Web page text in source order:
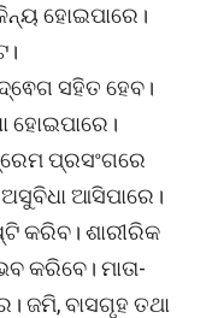
ହୋଇପାରେ।
ସହିତ ହେବ।
ହୋଇପାରେ।
ପ୍ରସଂଗରେ
ଆସିପାରେ।
କରିବ। ଶାରୀରିକ
କରିବେ। ମାତା-
ଜମି, ବାସଗୃହ ତଥା